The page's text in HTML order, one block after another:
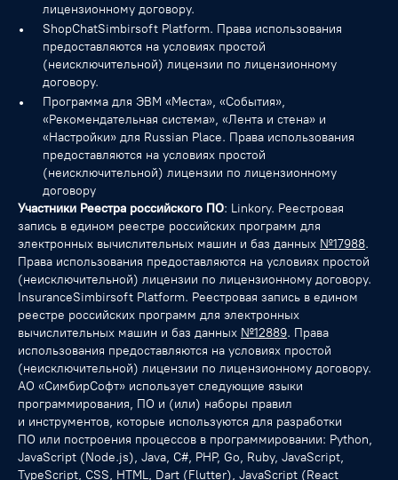
лицензионному договору.
ShopChatSimbirsoft Platform. Права использования
предоставляются на условиях простой
(неисключительной) лицензии по лицензионному
договору.
Программа для ЭВМ «Места», «События»,
«Рекомендательная система», «Лента и стена» и
«Настройки» для Russian Place. Права использования
предоставляются на условиях простой
(неисключительной) лицензии по лицензионному
договору
Участники Реестра российского ПО: Linkory. Реестровая
запись в едином реестре российских программ для
электронных вычислительных машин и баз данных №17988.
Права использования предоставляются на условиях простой
(неисключительной) лицензии по лицензионному договору.
InsuranceSimbirsoft Platform. Реестровая запись в едином
реестре российских программ для электронных
вычислительных машин и баз данных №12889. Права
использования предоставляются на условиях простой
(неисключительной) лицензии по лицензионному договору.
АО «СимбирСофт» использует следующие языки
программирования, ПО и (или) наборы правил
и инструментов, которые используются для разработки
ПО или построения процессов в программировании: Python,
JavaScript (Node.js), Java, C#, PHP, Go, Ruby, JavaScript,
TypeScript, CSS, HTML, Dart (Flutter), JavaScript (React